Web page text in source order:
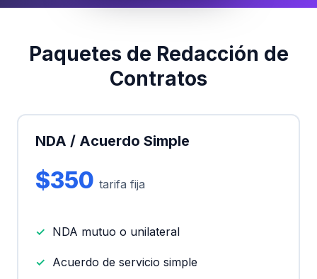
Paquetes de Redacción de
Contratos
NDA / Acuerdo Simple
$350 tarifa fija
NDA mutuo o unilateral
Acuerdo de servicio simple